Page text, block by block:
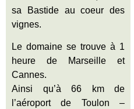
sa Bastide au coeur des
vignes.
Le domaine se trouve à 1
heure de Marseille et
Cannes.
Ainsi qu’à 66 km de
l’aéroport de Toulon –